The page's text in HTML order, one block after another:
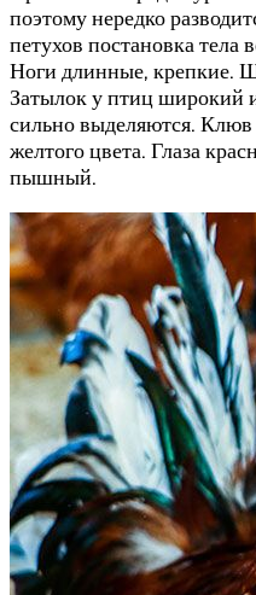
поэтому нередко
петухов постановка тела
Ноги длинные, крепкие.
Затылок у птиц широкий
сильно выделяются.
желтого цвета. Глаза
пышный.